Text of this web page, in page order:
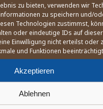
zu bieten, verwenden wir
zu speichern und/
Technologien zustimmst,
oder eindeutige IDs auf
Einwilligung nicht erteilst oder
und Funktionen
Akzeptieren
Ablehnen
Boxing betrachtet
als gescheitert
2026
und Anton Hedde
in Buxtehude auf den Kiez
2026